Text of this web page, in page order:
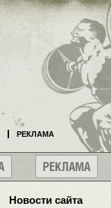
Новости сайта
РЕКЛАМА